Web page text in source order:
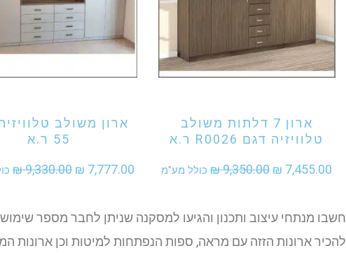
ארון 7 דלתות משולב
טלוויזיה דגם R0026 ר.א
₪9,350.00
המחיר
היה:
₪ 9,350.00.
₪ 7,455.00
המחיר
הוא:
₪ 7,455.00.
כולל מע"מ
ארון משולב
55 ר.א
₪9,330.00
המחיר
היה:
₪ 9,330.00.
₪ 7,777.00
₪ 7,777.00.
חשבו מנתחי עיצוב ותכנון והגיעו למסקנה שניתן לחבר מספר
להכיר ארונות הזזה עם מראה, ספות הנפתחות למיטות וכן ארונות